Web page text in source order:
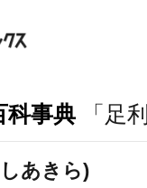
事典 「足
あきら)